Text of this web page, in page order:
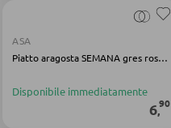
Letti boxspring
ASA
Piatto aragosta SEMANA gres rosso lucido
Disponibile immediatamente
6,90